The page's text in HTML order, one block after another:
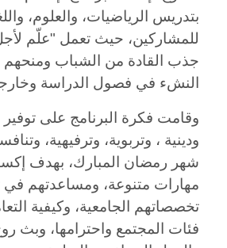
بتدريس الرياضيات، والعلوم،
للمشاركين، حيث تعمل "علّم
جذب القادة من الشباب ومنحهم
النشء في فصول الدراسة
وقامت فكرة البرنامج على توفير
ودينية ، وتربوية، وترفيهية،
شهر رمضان المبارك، بهدف
مهارات متنوعة، ومساعدتهم في
تخصصاتهم الجامعية، وكيفية
فئات المجتمع واحترامها، وبث